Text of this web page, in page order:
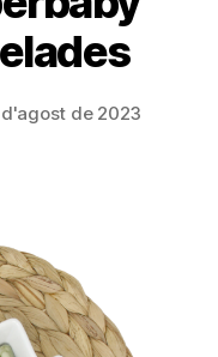
d'agost de 2023